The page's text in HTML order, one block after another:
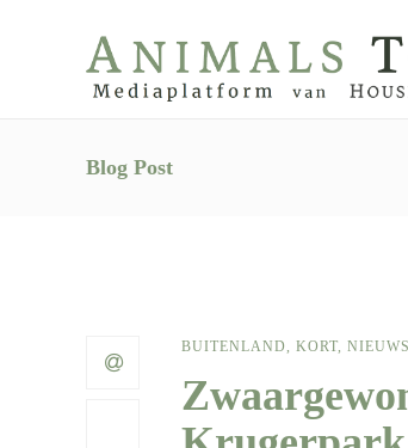
Blog Post
BUITENLAND, KORT, NIEUWS